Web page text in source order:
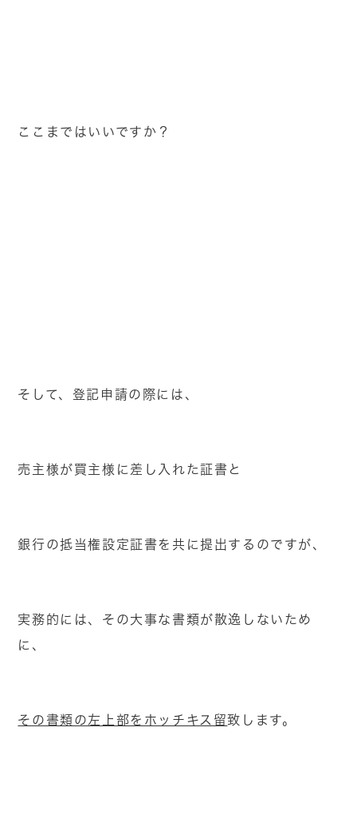
ここまではいいですか？
そして、登記申請の際には、
売主様が買主様に差し入れた証書と
銀行の抵当権設定証書を共に提出するのですが、
実務的には、その大事な書類が散逸しないため
に、
その書類の左上部をホッチキス留致します。